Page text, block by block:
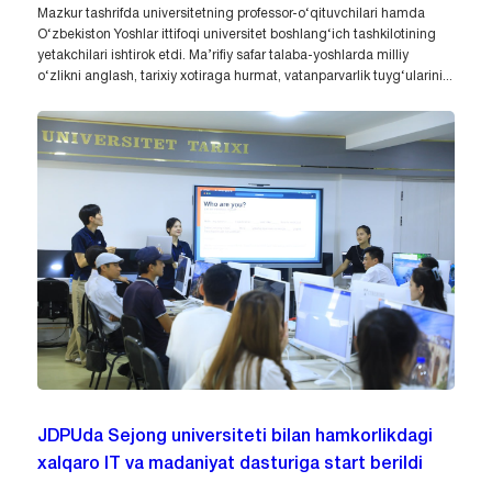
Mazkur tashrifda universitetning professor-o‘qituvchilari hamda
O‘zbekiston Yoshlar ittifoqi universitet boshlang‘ich tashkilotining
yetakchilari ishtirok etdi. Ma’rifiy safar talaba-yoshlarda milliy
o‘zlikni anglash, tarixiy xotiraga hurmat, vatanparvarlik tuyg‘ularini...
JDPUda Sejong universiteti bilan hamkorlikdagi
xalqaro IT va madaniyat dasturiga start berildi